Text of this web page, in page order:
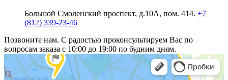
Большой Смоленский проспект, д.10А, пом. 414. +7
(812) 339-23-46
Позвоните нам. С радостью проконсультируем Вас по
вопросам заказа с 10:00 до 19:00 по будним дням.